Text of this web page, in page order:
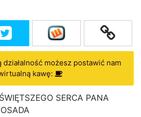
działalność możesz postawić nam
kawę:
SERCA PANA